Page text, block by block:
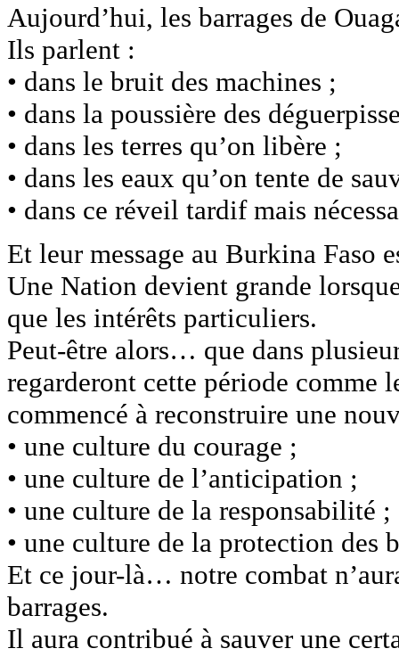
Aujourd’hui, les barrages de
Ils parlent :
• dans le bruit des machines ;
• dans la poussière des
• dans les terres qu’on libère ;
• dans les eaux qu’on tente de
• dans ce réveil tardif mais
Et leur message au Burkina Faso
Une Nation devient grande
que les intérêts particuliers.
Peut-être alors… que dans
regarderont cette période comme
commencé à reconstruire une
• une culture du courage ;
• une culture de l’anticipation ;
• une culture de la responsabilité ;
• une culture de la protection des
Et ce jour-là… notre combat
barrages.
Il aura contribué à sauver une